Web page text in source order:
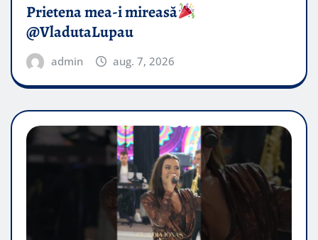
Prietena mea-i mireasă​
@VladutaLupau
admin aug. 7, 2026